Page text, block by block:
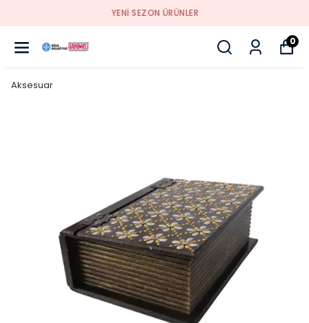
YENI SEZON ÜRÜNLER
0
Aksesuar